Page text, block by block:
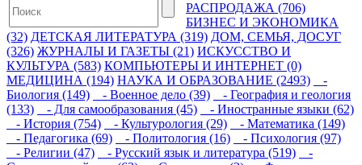
РАСПРОДАЖА (706)
БИЗНЕС И ЭКОНОМИКА
(32) ДЕТСКАЯ ЛИТЕРАТУРА (319) ДОМ, СЕМЬЯ, ДОСУГ
(326) ЖУРНАЛЫ И ГАЗЕТЫ (21) ИСКУССТВО И
КУЛЬТУРА (583) КОМПЬЮТЕРЫ И ИНТЕРНЕТ (0)
МЕДИЦИНА (194) НАУКА И ОБРАЗОВАНИЕ (2493)
-
Биология (149)
- Военное дело (39)
- География и геология
(133)
- Для самообразования (45)
- Иностранные языки (62)
- История (754)
- Культурология (29)
- Математика (149)
- Педагогика (69)
- Политология (16)
- Психология (97)
- Религии (47)
- Русский язык и литература (519)
-